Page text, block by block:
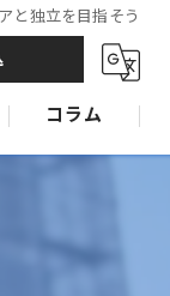
と独立を目指そう
コラム